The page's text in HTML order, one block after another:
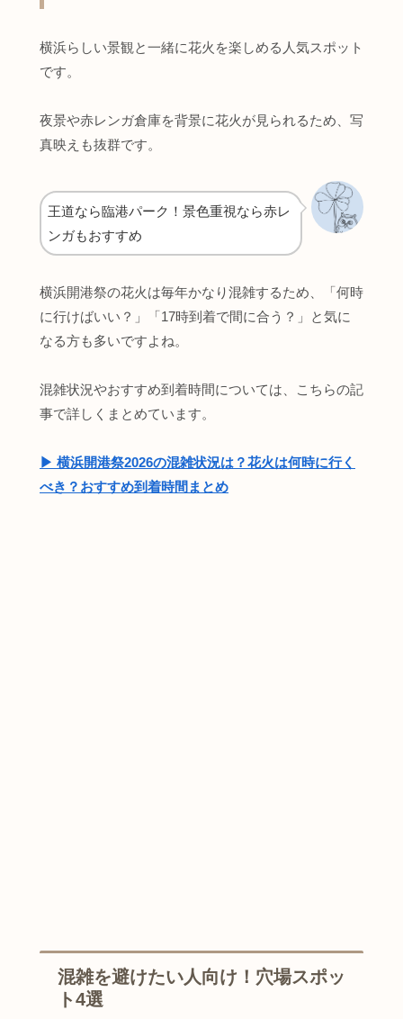
横浜らしい景観と一緒に花火を楽しめる人気スポット
です。
夜景や赤レンガ倉庫を背景に花火が見られるため、写
真映えも抜群です。
王道なら臨港パーク！景色重視なら赤レ
ンガもおすすめ
横浜開港祭の花火は毎年かなり混雑するため、「何時
に行けばいい？」「17時到着で間に合う？」と気に
なる方も多いですよね。
混雑状況やおすすめ到着時間については、こちらの記
事で詳しくまとめています。
▶︎ 横浜開港祭2026の混雑状況は？花火は何時に行く
べき？おすすめ到着時間まとめ
混雑を避けたい人向け！穴場スポッ
ト4選